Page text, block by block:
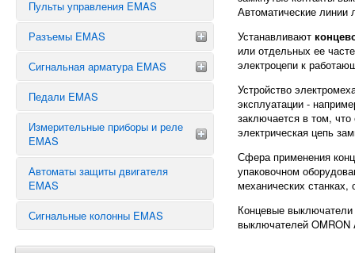
Блок контакты светодиодной
подсветки
Кнопки выступающие
КОНЦЕВИКИ СЕРИИ EMAS L52
КОНЦЕВИКИ EMAS СЕРИИ L6
ЗАПЧАСТИ К КОНЦЕВЫМ
ВЫКЛЮЧАТЕЛЯМ EMAS
Пульты управления EMAS
Разъемы EMAS
Разъемы 48 выводов
Разъемы 24 вывода
Разъемы 16 выводов
Разъемы 12 выводов
Разъемы 10 выводов
Разъемы 6 выводов
Разъемы 5 выводов
Сигнальная арматура EMAS
Сигнальная арматура 10 мм
Сигнальная арматура 22 мм
Педали EMAS
Измерительные приборы и реле
EMAS
ТАЙМЕРЫ
РЕЛЕ ВРЕМЕНИ
РЕЛЕ НАПРЯЖЕНИЯ
РЕЛЕ КОНТРОЛЯ
Автоматы защиты двигателя
EMAS
Сигнальные колонны EMAS
Автоматические
Устанавливают
или отдельных ее
электроцепи к
Устройство
эксплуатации -
заключается в том,
электрическая цепь
Сфера применения
упаковочном
механических станках,
Концевые
выключателей